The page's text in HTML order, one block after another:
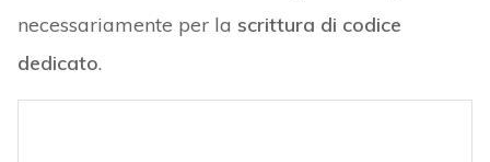
necessariamente per la scrittura di codice
dedicato.